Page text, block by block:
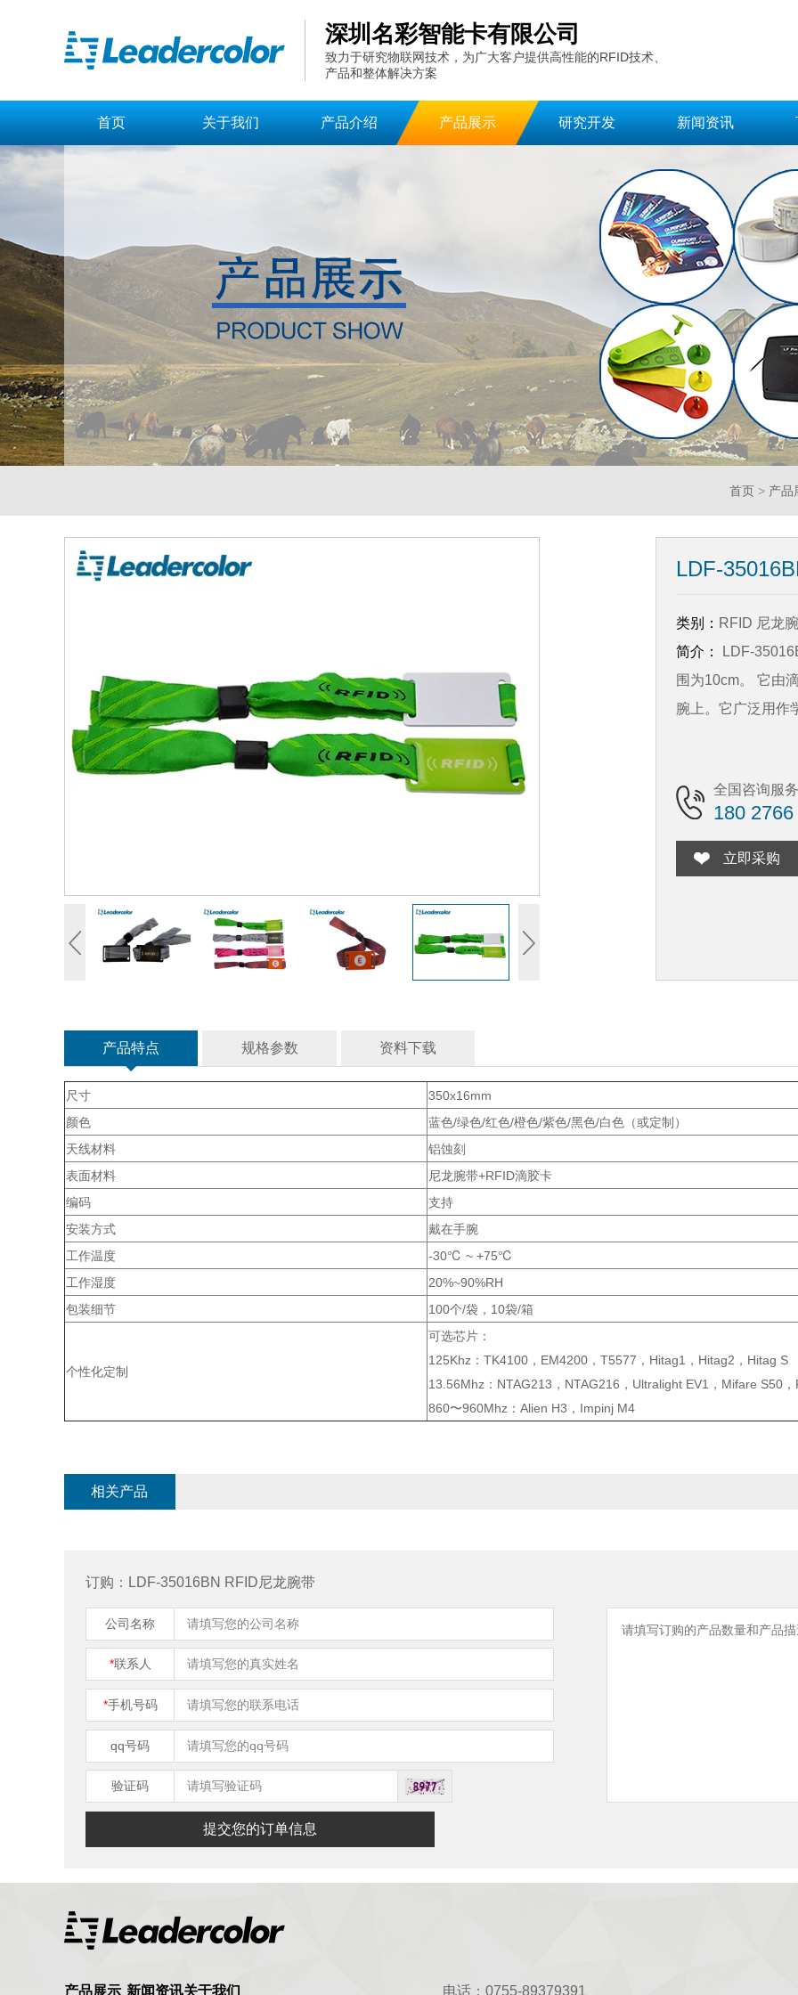
深圳名彩智能卡有限公司
致力于研究物联网技术，为广大客户提供高性能的RFID技术、
产品和整体解决方案
首页 关于我们 产品介绍 产品展示 研究开发 新闻资讯
首页 > 产品
LDF-
类别： RFID 尼龙
简介：
LDF-
围为10cm。 它由
腕上。它广泛用作
全国咨询服
180
立即采购
产品特点 规格参数 资料下载
尺寸
350x16mm
颜色
蓝色/绿色/红色/橙色/紫色/黑色/白色（或定制）
天线材料
铝蚀刻
表面材料
尼龙腕带+RFID滴胶卡
编码
支持
安装方式
戴在手腕
工作温度
-30℃ ~ +75℃
工作湿度
20%~90%RH
包装细节
100个/袋，10袋/箱
个性化定制
可选芯片：
125Khz：TK4100，EM4200，T5577，Hitag1，Hitag2，Hitag S
13.56Mhz：NTAG213，NTAG216，Ultralight EV1，Mifare S50
860〜960Mhz：Alien H3，Impinj M4
相关产品
订购：LDF-35016BN RFID尼龙腕带
公司名称
*联系人
*手机号码
qq号码
验证码
提交您的订单信息
产品展示 新闻资讯关于我们 电话：0755-89379391